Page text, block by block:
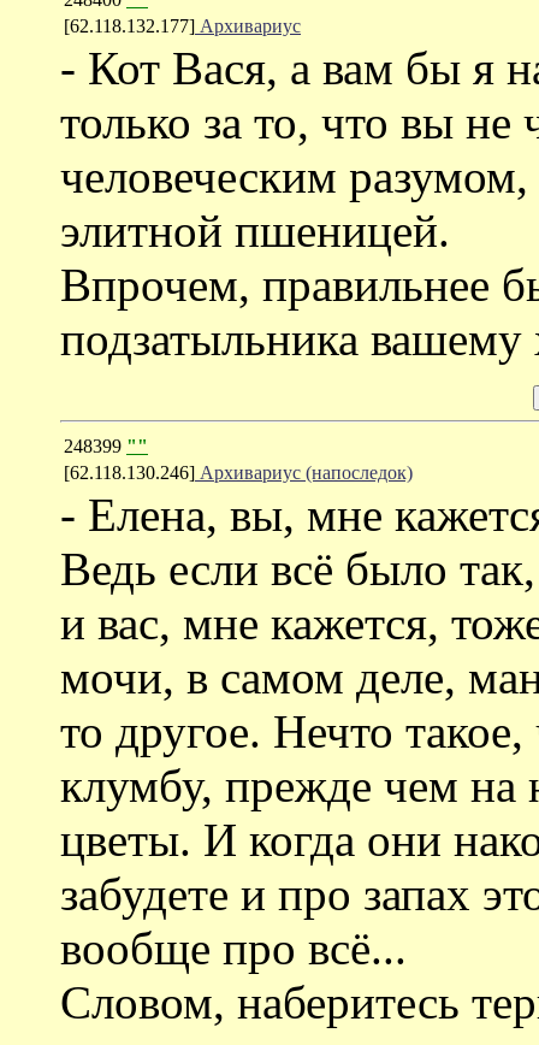
[62.118.132.177] Архивариус
- Кот Вася, а вам бы я
только за то, что вы
человеческим
элитной пшеницей.
Впрочем, правильнее
подзатыльника вашему
248399 ""
[62.118.130.246] Архивариус (напоследок)
- Елена, вы, мне
Ведь если всё было
и вас, мне кажется,
мочи, в самом деле,
то другое. Нечто
клумбу, прежде чем на
цветы. И когда они
забудете и про запах
вообще про всё...
Словом, наберитесь